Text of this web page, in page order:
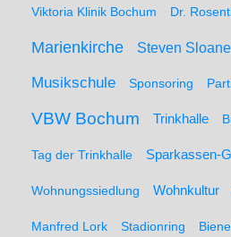
Viktoria Klinik Bochum Dr.
Marienkirche Steven Sloane
Musikschule Sponsoring
VBW Bochum Trinkhalle
Tag der Trinkhalle Sparkassen-
Wohnungssiedlung Wohnkultur
Manfred Lork Stadionring